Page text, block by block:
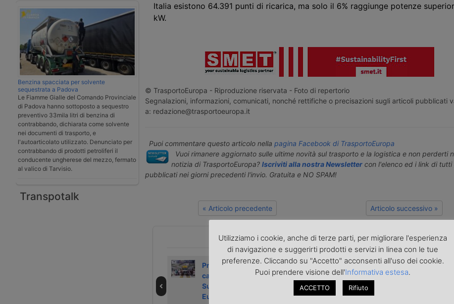
Benzina spacciata per solvente
sequestrata a Padova
Le Fiamme Gialle del Comando Provinciale
di Padova hanno sottoposto a sequestro
preventivo 33mila litri di benzina di
contrabbando, dichiarata come solvente
nei documenti di trasporto, e
l'autoarticolato utilizzato. Denunciato per
contrabbando di prodotti petroliferi il
conducente ungherese del mezzo, fermato
al valico di Tarvisio.
Transpotalk
Italia esistono 64.391 punti di ricarica, ma solo il 6% raggiunge potenze
kW.
© TrasportoEuropa - Riproduzione riservata - Foto di repertorio
Segnalazioni, informazioni, comunicati, nonché rettifiche o precisazioni sugli articoli pubblicati
a: redazione@trasportoeuropa.it
Puoi commentare questo articolo nella pagina Facebook di TrasportoEuropa
Vuoi rimanere aggiornato sulle ultime novità sul trasporto e la logistica e non perderti
notizia di TrasportoEuropa? Iscriviti alla nostra Newslettercon l'elenco ed i link di tutti
pubblicati nei giorni precedenti l'invio. Gratuita e NO SPAM!
« Articolo precedente Articolo successivo »
ARTICOLI CORRELATI
Prodotto il primo
camion
SuperPanther in
Europa
Nuova ricarica
veloce per
camion elettrici
in Emilia
Londra inventa
una “accisa” per
Utilizziamo i cookie, anche di terze parti, per migliorare l'esperienza
di navigazione e suggerirti prodotti e servizi in linea con le tue
preferenze. Cliccando su "Accetto" acconsenti all'uso dei cookie.
Puoi prendere visione dell'Informativa estesa.
ACCETTO Rifiuto